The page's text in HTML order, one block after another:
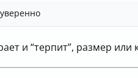
и “терпит”, размер